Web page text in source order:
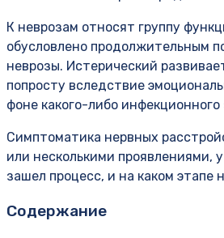
К неврозам относят группу
обусловлено продолжительным
неврозы. Истерический
попросту вследствие
фоне какого-либо инфекционного
Симптоматика нервных
или несколькими проявлениями,
зашел процесс, и на каком этапе
Содержание